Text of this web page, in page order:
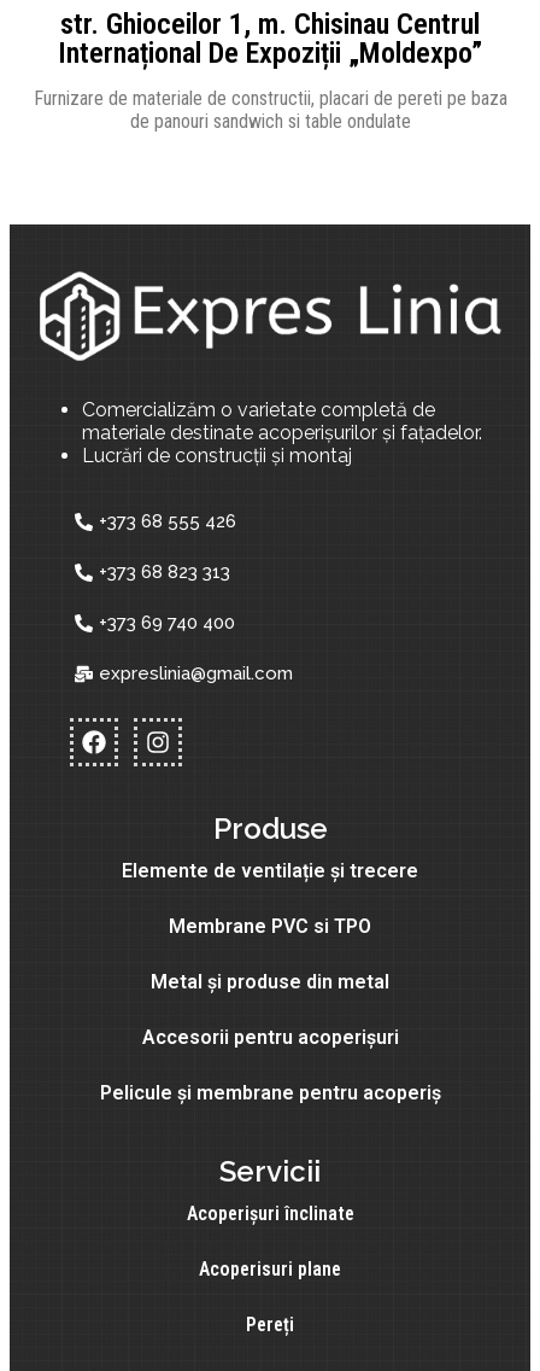
str. Ghioceilor 1, m. Chisinau Centrul
Internațional De Expoziții „Moldexpo”
Furnizare de materiale de constructii, placari de pereti pe baza
de panouri sandwich si table ondulate
Comercializăm o varietate completă de
materiale destinate acoperișurilor și fațadelor.
Lucrări de construcții și montaj
+373 68 555 426
+373 68 823 313
+373 69 740 400
expreslinia@gmail.com
Produse
Elemente de ventilație și trecere
Membrane PVC si TPO
Metal și produse din metal
Accesorii pentru acoperișuri
Pelicule și membrane pentru acoperiș
Servicii
Acoperișuri înclinate
Acoperisuri plane
Pereți